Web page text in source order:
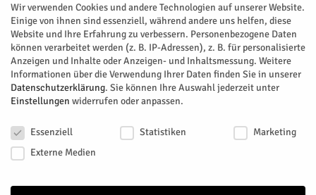
Wir verwenden Cookies und andere Technologien auf unserer Website.
Einige von ihnen sind essenziell, während andere uns helfen, diese
Website und Ihre Erfahrung zu verbessern. Personenbezogene Daten
können verarbeitet werden (z. B. IP-Adressen), z. B. für personalisierte
Anzeigen und Inhalte oder Anzeigen- und Inhaltsmessung. Weitere
Informationen über die Verwendung Ihrer Daten finden Sie in unserer
Datenschutzerklärung. Sie können Ihre Auswahl jederzeit unter
Einstellungen widerrufen oder anpassen.
Essenziell
Statistiken
Marketing
Externe Medien